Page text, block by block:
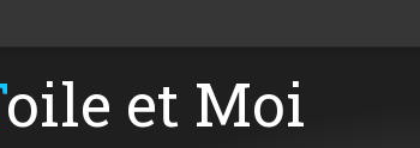
Toile et Moi